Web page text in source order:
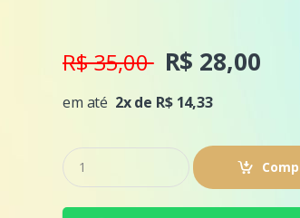
R$ 35,00 R$ 28,00
em até 2x de R$ 14,33
Q
u